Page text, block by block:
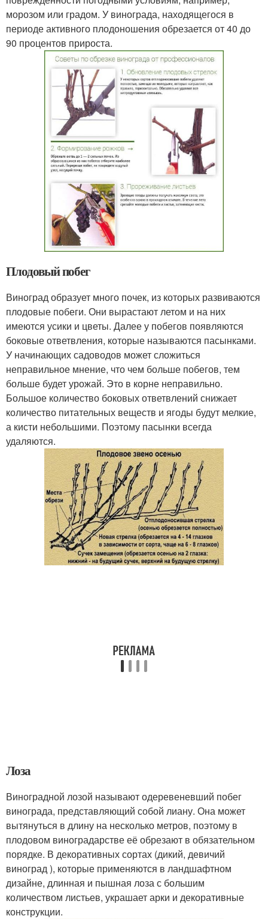
морозом или градом. У винограда, находящегося в
периоде активного плодоношения обрезается от 40 до
90 процентов прироста.
Плодовый побег
Виноград образует много почек, из которых развиваются
плодовые побеги. Они вырастают летом и на них
имеются усики и цветы. Далее у побегов появляются
боковые ответвления, которые называются пасынками.
У начинающих садоводов может сложиться
неправильное мнение, что чем больше побегов, тем
больше будет урожай. Это в корне неправильно.
Большое количество боковых ответвлений снижает
количество питательных веществ и ягоды будут мелкие,
а кисти небольшими. Поэтому пасынки всегда
удаляются.
Лоза
Виноградной лозой называют одеревеневший побег
винограда, представляющий собой лиану. Она может
вытянуться в длину на несколько метров, поэтому в
плодовом виноградарстве её обрезают в обязательном
порядке. В декоративных сортах (дикий, девичий
виноград ), которые применяются в ландшафтном
дизайне, длинная и пышная лоза с большим
количеством листьев, украшает арки и декоративные
конструкции.